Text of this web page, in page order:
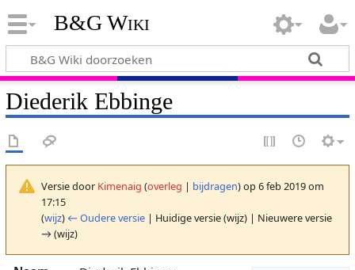
B&G Wiki
Diederik Ebbinge
Versie door Kimenaig (overleg | bijdragen)op 6 feb 2019 om
17:15
(wijz) ← Oudere versie| Huidige versie (wijz) | Nieuwere versie
→ (wijz)